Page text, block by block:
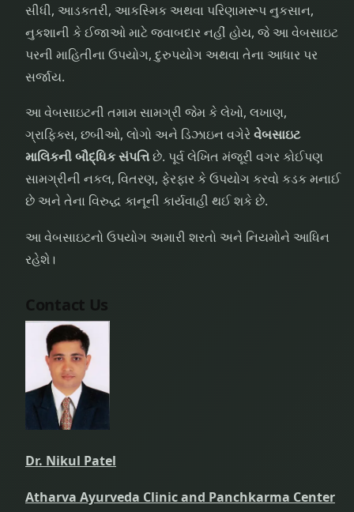
સીધી, આડકતરી, આકસ્મિક અથવા પરિણામરૂપ નુકસાન,
નુકશાની કે ઈજાઓ માટે જવાબદાર નહીં હોય, જે આ વેબસાઇટ
પરની માહિતીના ઉપયોગ, દુરુપયોગ અથવા તેના આધાર પર
સર્જાય.
આ વેબસાઇટની તમામ સામગ્રી જેમ કે લેખો, લખાણ,
ગ્રાફિક્સ, છબીઓ, લોગો અને ડિઝાઇન વગેરેવેબસાઇટ
માલિકની બૌદ્ધિક સંપત્તિછે. પૂર્વ લેખિત મંજૂરી વગર કોઈપણ
સામગ્રીની નકલ, વિતરણ, ફેરફાર કે ઉપયોગ કરવો કડક મનાઈ
છે અને તેના વિરુદ્ધ કાનૂની કાર્યવાહી થઈ શકે છે.
આ વેબસાઇટનો ઉપયોગ અમારી શરતો અને નિયમોને આધિન
રહેશે।
Contact Us
Dr. Nikul Patel
Atharva Ayurveda Clinic and Panchkarma Center